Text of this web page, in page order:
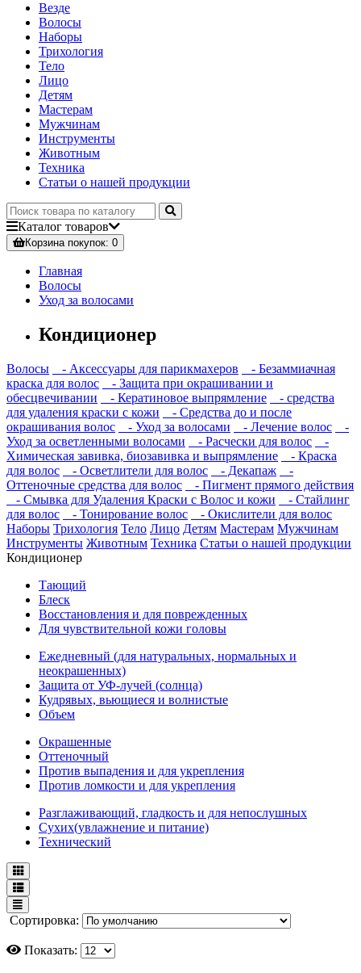
Везде
Волосы
Наборы
Трихология
Тело
Лицо
Детям
Мастерам
Мужчинам
Инструменты
Животным
Техника
Статьи о нашей продукции
Каталог товаров
Корзинапокупок: 0
Главная
Волосы
Уход за волосами
Кондиционер
Волосы - Аксессуары для парикмахеров
- Безаммиачная
краска для волос
- Защита при окрашивании и
обесцвечивании
- Кератиновое выпрямление
- средства
для удаления краски с кожи
- Средства до и после
окрашивания волос
- Уход за волосами - Лечение волос
-
Уход за осветленными волосами
- Расчески для волос
-
Химическая завивка, биозавивка и выпрямление
- Краска
для волос
- Осветлители для волос - Декапаж
-
Оттеночные средства для волос
- Пигмент прямого действия
- Смывка для Удаления Краски с Волос и кожи
- Стайлинг
для волос
- Тонирование волос
- Окислители для волос
Наборы Трихология Тело Лицо Детям Мастерам Мужчинам
Инструменты Животным Техника Статьи о нашей продукции
Кондиционер
Тающий
Блеск
Восстановления и для поврежденных
Для чувствительной кожи головы
Ежедневный (для натуральных, нормальных и
неокрашенных)
Защита от УФ-лучей (солнца)
Кудрявых, вьющиеся и волнистые
Объем
Окрашенные
Оттеночный
Против выпадения и для укрепления
Против ломкости и для укрепления
Разглаживающий, гладкость и для непослушных
Сухих(увлажнение и питание)
Технический
Сортировка:
Показать: